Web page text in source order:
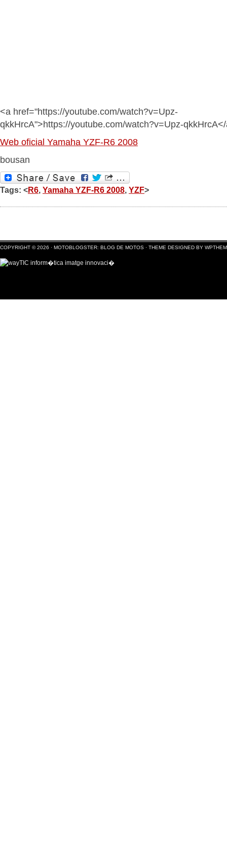
<a href="https://youtube.com/watch?v=Upz-
qkkHrcA">https://youtube.com/watch?v=Upz-
Web oficial Yamaha YZF-R6 2008
bousan
Tags: <R6, Yamaha YZF-R6 2008, YZF>
COPYRIGHT © 2026 · MOTOBLOGSTER: BLOG DE MOTOS · THEME DESIGNED BY